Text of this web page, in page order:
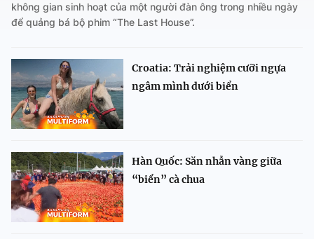
không gian sinh hoạt của một người đàn ông trong nhiều ngày
để quảng bá bộ phim “The Last House”.
Croatia: Trải nghiệm cưỡi ngựa
ngâm mình dưới biển
Hàn Quốc: Săn nhẫn vàng giữa
“biển” cà chua